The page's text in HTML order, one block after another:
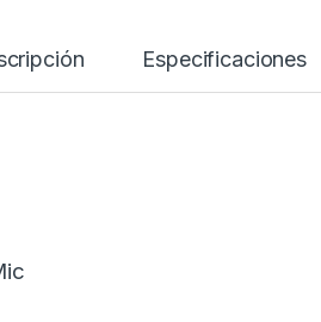
Especificaciones